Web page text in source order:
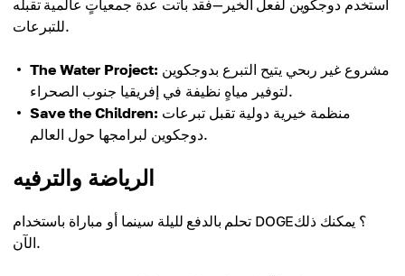
استخدم دوجكوين لفعل الخير—فقد باتت عدة جمعياتٍ عالمية تقبله
للتبرعات.
The Water Project:
لتوفير مياهٍ نظيفة في إفريقيا جنوب الصحراء.
Save the Children:
دوجكوين لبرامجها حول العالم.
الرياضة والترفيه
تحلم بالدفع لليلة سينما أو مباراة باستخدام DOGE؟ يمكنك ذلك
الآن.